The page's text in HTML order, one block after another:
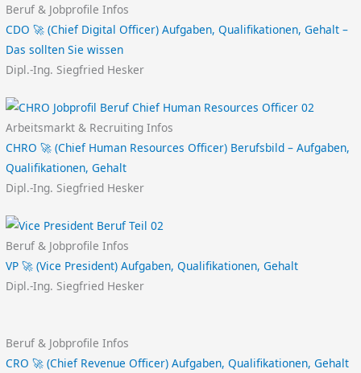
Beruf & Jobprofile Infos
CDO 🚀 (Chief Digital Officer) Aufgaben, Qualifikationen, Gehalt –
Das sollten Sie wissen
Dipl.-Ing. Siegfried Hesker
Arbeitsmarkt & Recruiting Infos
CHRO 🚀 (Chief Human Resources Officer) Berufsbild – Aufgaben,
Qualifikationen, Gehalt
Dipl.-Ing. Siegfried Hesker
Beruf & Jobprofile Infos
VP 🚀 (Vice President) Aufgaben, Qualifikationen, Gehalt
Dipl.-Ing. Siegfried Hesker
Beruf & Jobprofile Infos
CRO 🚀 (Chief Revenue Officer) Aufgaben, Qualifikationen, Gehalt